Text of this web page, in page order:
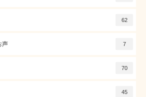
62
声 7
70
45